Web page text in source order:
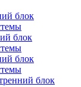
блок
блок
блок
блок